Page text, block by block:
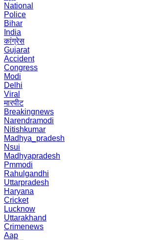
National
Police
Bihar
India
कांग्रेस
Gujarat
Accident
Congress
Modi
Delhi
Viral
मारपीट
Breakingnews
Narendramodi
Nitishkumar
Madhya_pradesh
Nsui
Madhyapradesh
Pmmodi
Rahulgandhi
Uttarpradesh
Haryana
Cricket
Lucknow
Uttarakhand
Crimenews
Aap